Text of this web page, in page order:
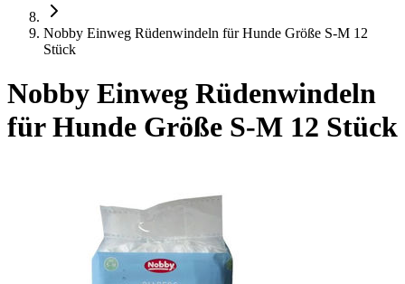
Nobby Einweg Rüdenwindeln für Hunde Größe S-M 12
Stück
Nobby Einweg Rüdenwindeln
für Hunde Größe S-M 12 Stück